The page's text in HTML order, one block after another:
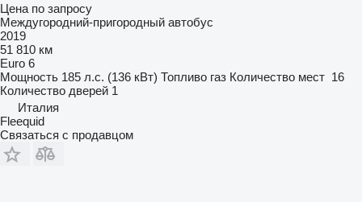
Цена по запросу
Междугородний-пригородный автобус
2019
51 810 км
Euro 6
Мощность 185 л.с. (136 кВт) Топливо газ Количество мест 16
Количество дверей 1
Италия
Fleequid
Связаться с продавцом